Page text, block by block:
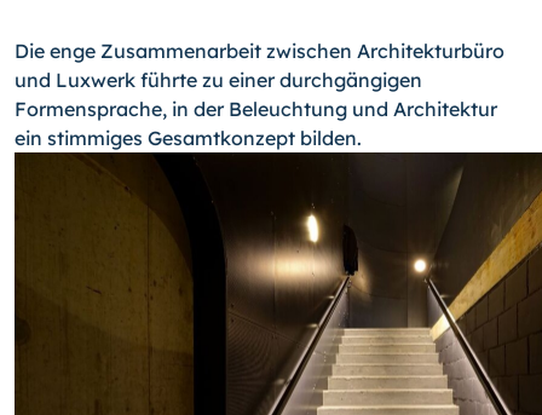
Die enge Zusammenarbeit zwischen Architekturbüro
und Luxwerk führte zu einer durchgängigen
Formensprache, in der Beleuchtung und Architektur
ein stimmiges Gesamtkonzept bilden.